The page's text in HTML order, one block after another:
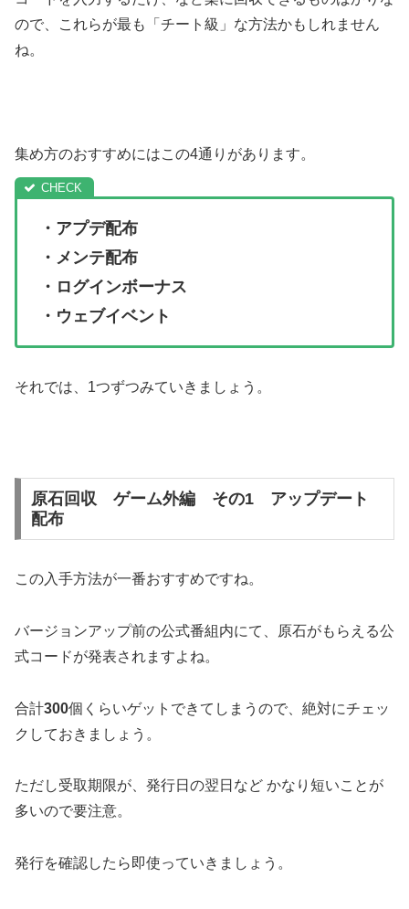
ので、これらが最も「チート級」な方法かもしれません
ね。
集め方のおすすめにはこの4通りがあります。
・アプデ配布
・メンテ配布
・ログインボーナス
・ウェブイベント
それでは、1つずつみていきましょう。
原石回収 ゲーム外編 その1 アップデート
配布
この入手方法が一番おすすめですね。
バージョンアップ前の公式番組内にて、原石がもらえる公
式コードが発表されますよね。
合計300個くらいゲットできてしまうので、絶対にチェッ
クしておきましょう。
ただし受取期限が、発行日の翌日など かなり短いことが
多いので要注意。
発行を確認したら即使っていきましょう。